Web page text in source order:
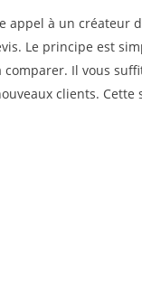
appel à un créateur
Le principe est
Il vous
clients. Cette